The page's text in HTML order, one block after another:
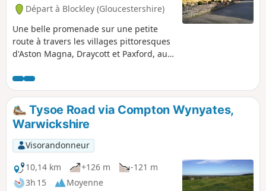
Départ à Blockley (Gloucestershire)
Une belle promenade sur une petite
route à travers les villages pittoresques
d'Aston Magna, Draycott et Paxford, au
Gloucestershire. Il est recommandé de
commencer à Aston Magna GL56 9RG,
en veillant à ne pas gêner les entrées
de garage.
Tysoe Road via Compton Wynyates,
Warwickshire
Visorandonneur
10,14 km
+126 m
-121 m
3h 15
Moyenne